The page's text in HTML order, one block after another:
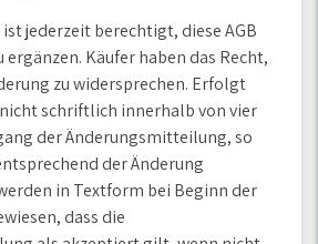
ist jederzeit berechtigt, diese AGB
ergänzen. Käufer haben das Recht,
zu widersprechen. Erfolgt
schriftlich innerhalb von vier
der Änderungsmitteilung, so
der Änderung
in Textform bei Beginn der
dass die